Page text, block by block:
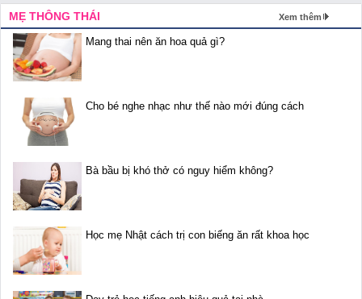
MẸ THÔNG THÁI Xem thêm
Mang thai nên ăn hoa quả gì?
Cho bé nghe nhạc như thế nào mới đúng cách
Bà bầu bị khó thở có nguy hiểm không?
Học mẹ Nhật cách trị con biếng ăn rất khoa học